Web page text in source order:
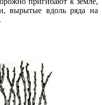
вырытые вдоль ряда на